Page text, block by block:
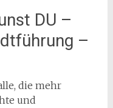
DU –
–
die mehr
und